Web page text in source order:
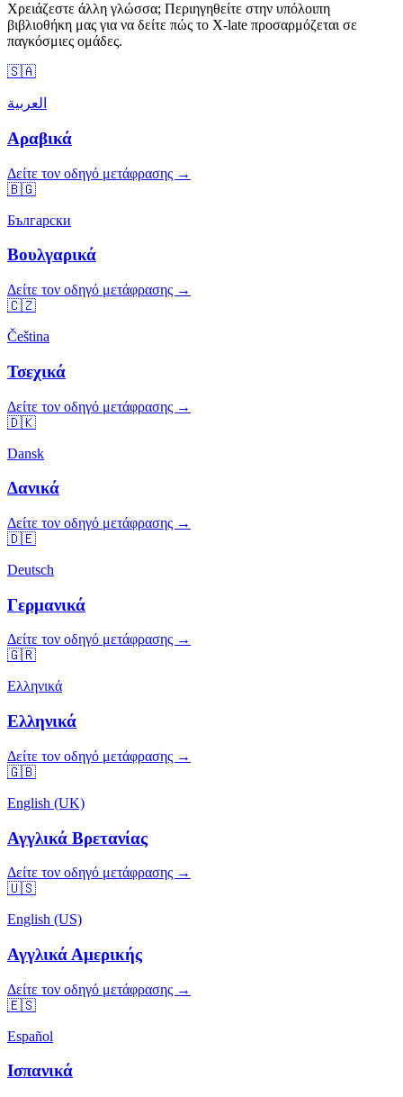
Χρειάζεστε άλλη γλώσσα; Περιηγηθείτε στην υπόλοιπη
βιβλιοθήκη μας για να δείτε πώς το X-late προσαρμόζεται σε
παγκόσμιες ομάδες.
🇸🇦
العربية
Αραβικά
Δείτε τον οδηγό μετάφρασης →
🇧🇬
Български
Βουλγαρικά
Δείτε τον οδηγό μετάφρασης →
🇨🇿
Čeština
Τσεχικά
Δείτε τον οδηγό μετάφρασης →
🇩🇰
Dansk
Δανικά
Δείτε τον οδηγό μετάφρασης →
🇩🇪
Deutsch
Γερμανικά
Δείτε τον οδηγό μετάφρασης →
🇬🇷
Ελληνικά
Ελληνικά
Δείτε τον οδηγό μετάφρασης →
🇬🇧
English (UK)
Αγγλικά Βρετανίας
Δείτε τον οδηγό μετάφρασης →
🇺🇸
English (US)
Αγγλικά Αμερικής
Δείτε τον οδηγό μετάφρασης →
🇪🇸
Español
Ισπανικά